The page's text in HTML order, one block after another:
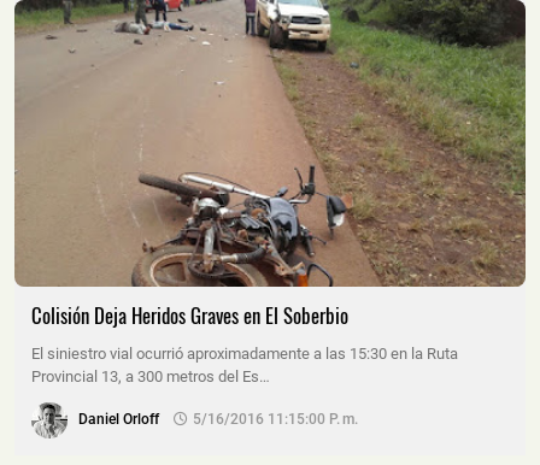
Colisión Deja Heridos Graves en El Soberbio
El siniestro vial ocurrió aproximadamente a las 15:30 en la Ruta
Provincial 13, a 300 metros del Es…
Daniel Orloff 5/16/2016 11:15:00 P. M.